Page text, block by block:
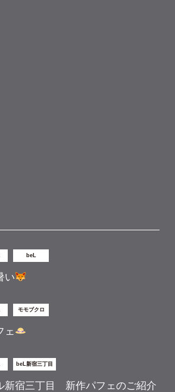
beL
い
モモブクロ
ェ
beL新宿三丁目
新宿三丁目 新作パフェのご紹介